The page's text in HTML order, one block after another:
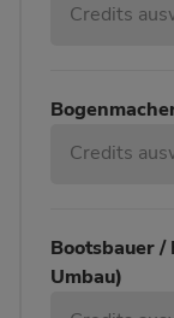
Credits
Credits
Bootsbauer /
Umbau)